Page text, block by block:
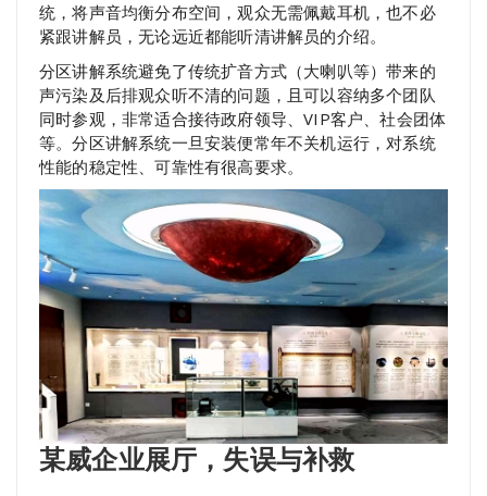
统，将声音均衡分布空间，观众无需佩戴耳机，也不必
紧跟讲解员，无论远近都能听清讲解员的介绍。
分区讲解系统避免了传统扩音方式（大喇叭等）带来的
声污染及后排观众听不清的问题，且可以容纳多个团队
同时参观，非常适合接待政府领导、VIP客户、社会团体
等。分区讲解系统一旦安装便常年不关机运行，对系统
性能的稳定性、可靠性有很高要求。
某威企业展厅，失误与补救